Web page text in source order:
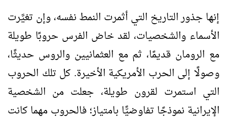
إنها جذور التاريخ التي أثمرت النمط نفسه، وإن تغيَّرت
الأسماء والشخصيات، لقد خاض الفرس حروبًا طويلة
مع الرومان قديمًا، ثم مع العثمانيين والروس حديثًا،
وصولًا إلى الحرب الأمريكية الأخيرة. كل تلك الحروب
التي استمرت لقرون طويلة، جعلت من الشخصية
الإيرانية نموذجًا تفاوضيًّا بامتياز؛ فالحروب مهما كانت